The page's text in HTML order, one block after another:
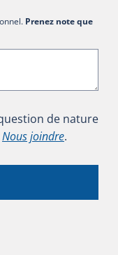
Prenez note que
de nature
Nous joindre.